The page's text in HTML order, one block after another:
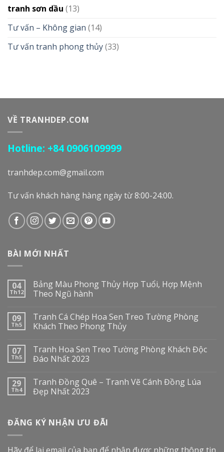
tranh sơn dầu (13)
Tư vấn – Không gian (14)
Tư vấn tranh phong thủy(33)
VỀ TRANHDEP.COM
Hotline: +84 0906109999
tranhdep.com@gmail.com
Tư vấn khách hàng hàng ngày từ 8:00-24:00.
BÀI MỚI NHẤT
04
Th12
Bảng Màu Phong Thủy Hợp Tuổi, Hợp Mệnh
Theo Ngũ hành
09
Th5
Tranh Cá Chép Hoa Sen Treo Tường Phòng
Khách Theo Phong Thủy
07
Th5
Tranh Hoa Sen Treo Tường Phòng Khách Độc
Đáo Nhất 2023
29
Th4
Tranh Đồng Quê – Tranh Vẽ Cánh Đồng Lúa
Đẹp Nhất 2023
ĐĂNG KÝ NHẬN ƯU ĐÃI